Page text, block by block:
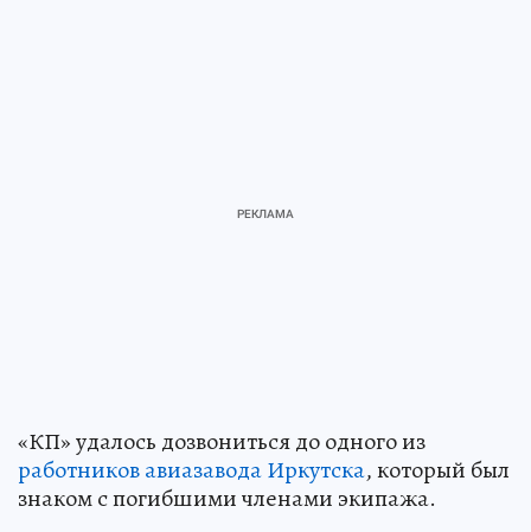
«КП» удалось дозвониться до одного из
работников авиазавода Иркутска, который был
знаком с погибшими членами экипажа.